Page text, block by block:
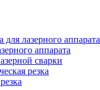
лазерного аппарата
аппарата
сварки
резка